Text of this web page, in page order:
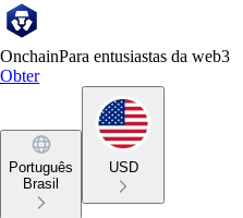
OnchainPara entusiastas da web3
Obter
Português
Brasil
USD